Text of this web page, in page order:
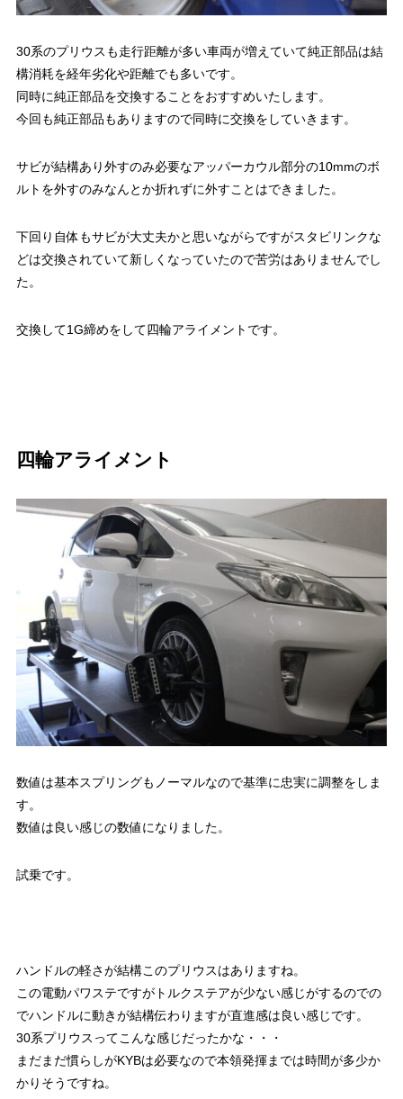
30系のプリウスも走行距離が多い車両が増えていて純正部品は結
構消耗を経年劣化や距離でも多いです。
同時に純正部品を交換することをおすすめいたします。
今回も純正部品もありますので同時に交換をしていきます。
サビが結構あり外すのみ必要なアッパーカウル部分の10mmのボ
ルトを外すのみなんとか折れずに外すことはできました。
下回り自体もサビが大丈夫かと思いながらですがスタビリンクな
どは交換されていて新しくなっていたので苦労はありませんでし
た。
交換して1G締めをして四輪アライメントです。
四輪アライメント
数値は基本スプリングもノーマルなので基準に忠実に調整をしま
す。
数値は良い感じの数値になりました。
試乗です。
ハンドルの軽さが結構このプリウスはありますね。
この電動パワステですがトルクステアが少ない感じがするのでの
でハンドルに動きが結構伝わりますが直進感は良い感じです。
30系プリウスってこんな感じだったかな・・・
まだまだ慣らしがKYBは必要なので本領発揮までは時間が多少か
かりそうですね。